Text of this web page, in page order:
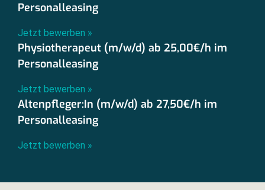
Personalleasing
Jetzt bewerben »
Physiotherapeut (m/w/d) ab 25,00€/h im
Personalleasing
Jetzt bewerben »
Altenpfleger:In (m/w/d) ab 27,50€/h im
Personalleasing
Jetzt bewerben »